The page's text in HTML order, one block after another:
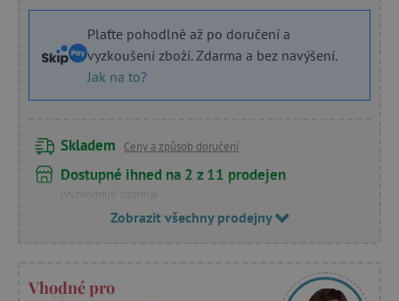
Plaťte pohodlně až po doručení a
vyzkoušení zboží. Zdarma a bez navýšení.
Jak na to?
Skladem Ceny a způsob doručení
Dostupné ihned na 2 z 11 prodejen
(vyzvednutí zdarma)
Zobrazit všechny prodejny
Vhodné pro